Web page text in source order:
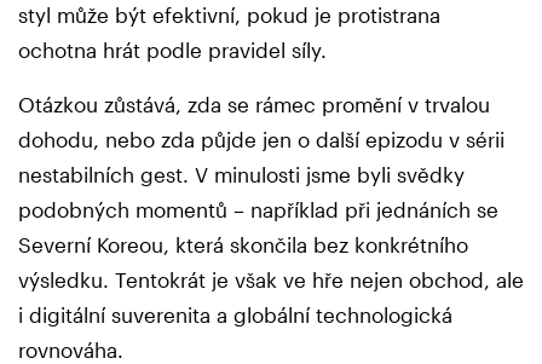
styl může být efektivní, pokud je protistrana
ochotna hrát podle pravidel síly.
Otázkou zůstává, zda se rámec promění v trvalou
dohodu, nebo zda půjde jen o další epizodu v sérii
nestabilních gest. V minulosti jsme byli svědky
podobných momentů – například při jednáních se
Severní Koreou, která skončila bez konkrétního
výsledku. Tentokrát je však ve hře nejen obchod, ale
i digitální suverenita a globální technologická
rovnováha.